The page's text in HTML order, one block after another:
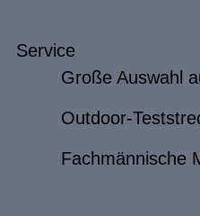
Service
Große Auswahl
Outdoor-
Fachmännische